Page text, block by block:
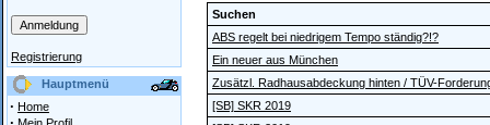
Registrierung
Hauptmenü
· Home
Suchen
ABS regelt bei niedrigem Tempo ständig?!?
Ein neuer aus München
Zusätzl. Radhausabdeckung hinten / TÜV-
[SB] SKR 2019